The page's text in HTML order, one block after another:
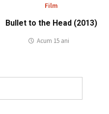
Film
Bullet to the Head (2013)
Acum 15 ani